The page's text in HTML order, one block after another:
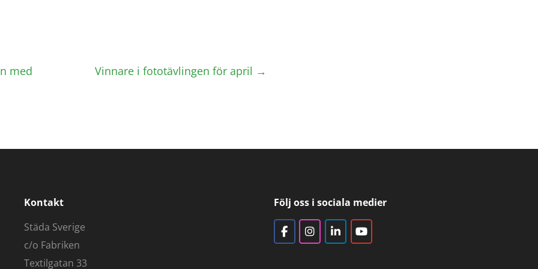
med
Vinnare i fototävlingen för april →
Kontakt
Städa Sverige
c/o Fabriken
Textilgatan 33
Följ oss i sociala medier